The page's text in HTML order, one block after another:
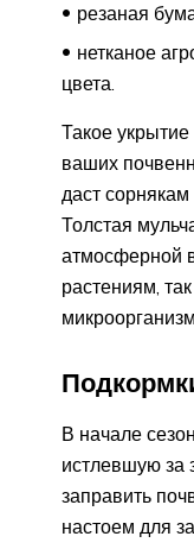
резаная
нетканое
цвета.
Такое
ваших
даст сорнякам
Толстая
атмосферной
растениям,
В начале
истлевшую за
заправить
настоем для